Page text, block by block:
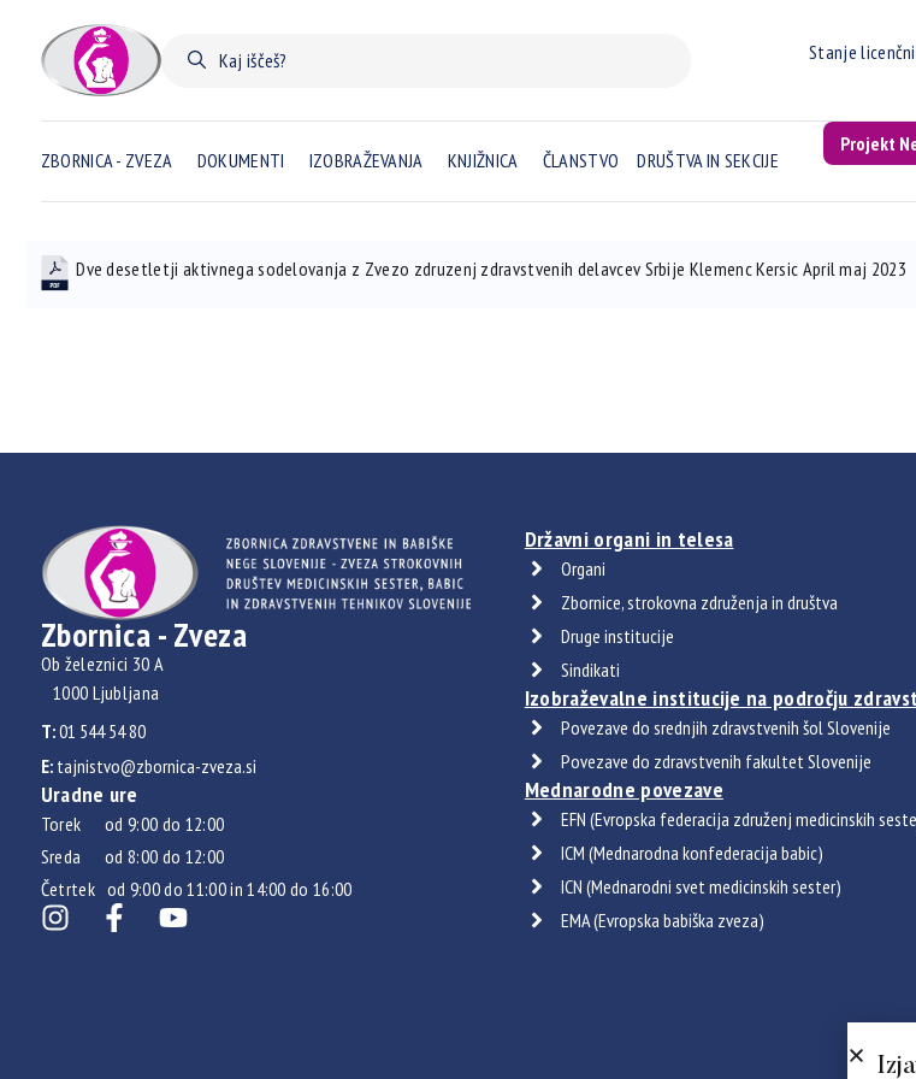
Stanje
ZBORNICA - ZVEZA DOKUMENTI IZOBRAŽEVANJA KNJIŽNICA ČLANSTVO DRUŠTVA IN SEKCIJE
Projekt
Dve desetletji aktivnega sodelovanja z Zvezo zdruzenj zdravstvenih delavcev Srbije Klemenc Kersic April maj 2023
Zbornica - Zveza
Ob železnici 30 A
1000 Ljubljana
T:01 544 54 80
E:tajnistvo@zbornica-zveza.si
Uradne ure
Torek od 9:00 do 12:00
Sreda od 8:00 do 12:00
Četrtek od 9:00 do 11:00 in 14:00 do 16:00
Državni organi in telesa
Organi
Zbornice, strokovna združenja in društva
Druge institucije
Sindikati
Izobraževalne institucije na področju
Povezave do srednjih zdravstvenih šol Slovenije
Povezave do zdravstvenih fakultet Slovenije
Mednarodne povezave
EFN (Evropska federacija združenj medicinskih
ICM (Mednarodna konfederacija babic)
ICN (Mednarodni svet medicinskih sester)
EMA (Evropska babiška zveza)